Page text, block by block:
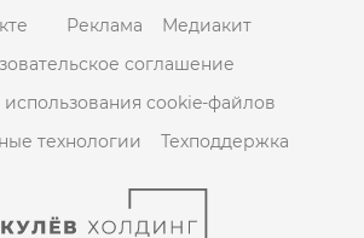
Реклама
Медиакит
соглашение
cookie-файлов
технологии
Техподдержка